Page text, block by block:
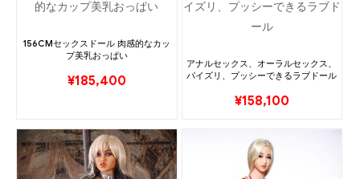
156CMセックスドール 肉感的なカッ
プ美乳おっぱい
¥185,400
アナルセックス、オーラルセックス、
パイズリ、プッシーできるラブドール
¥158,100